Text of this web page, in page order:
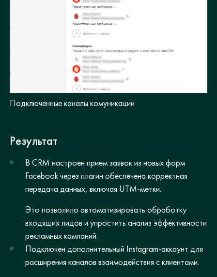
Подключенные каналы комуникации
Результат
В CRM настроен прием заявок из новых форм
Facebook через плагин обеспечена корректная
передача данных, включая UTM-метки.
Это позволило автоматизировать обработку
входящих лидов и упростить анализ эффективности
рекламных кампаний.
Подключен дополнительный Instagram-аккаунт для
расширения каналов взаимодействия с клиентами.